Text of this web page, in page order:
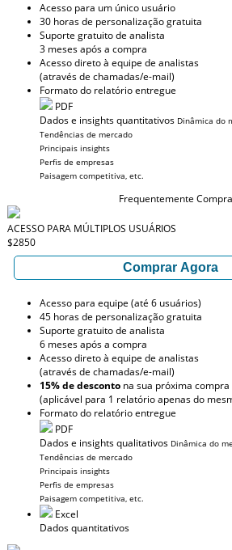
Acesso para um único usuário
30 horas de personalização gratuita
Suporte gratuito de analista
3 meses após a compra
Acesso direto à equipe de analistas
(através de chamadas/e-mail)
Formato do relatório entregue
PDF
Dados e insights quantitativos Dinâmica do
Tendências de mercado
Principais insights
Perfis de empresas
Paisagem competitiva, etc.
Frequentemente
ACESSO PARA MÚLTIPLOS USUÁRIOS
$2850
Comprar Agora
Acesso para equipe (até 6 usuários)
45 horas de personalização gratuita
Suporte gratuito de analista
6 meses após a compra
Acesso direto à equipe de analistas
(através de chamadas/e-mail)
15% de desconto na sua próxima compra
(aplicável para 1 relatório apenas do
Formato do relatório entregue
PDF
Dados e insights qualitativos Dinâmica do
Tendências de mercado
Principais insights
Perfis de empresas
Paisagem competitiva, etc.
Excel
Dados quantitativos